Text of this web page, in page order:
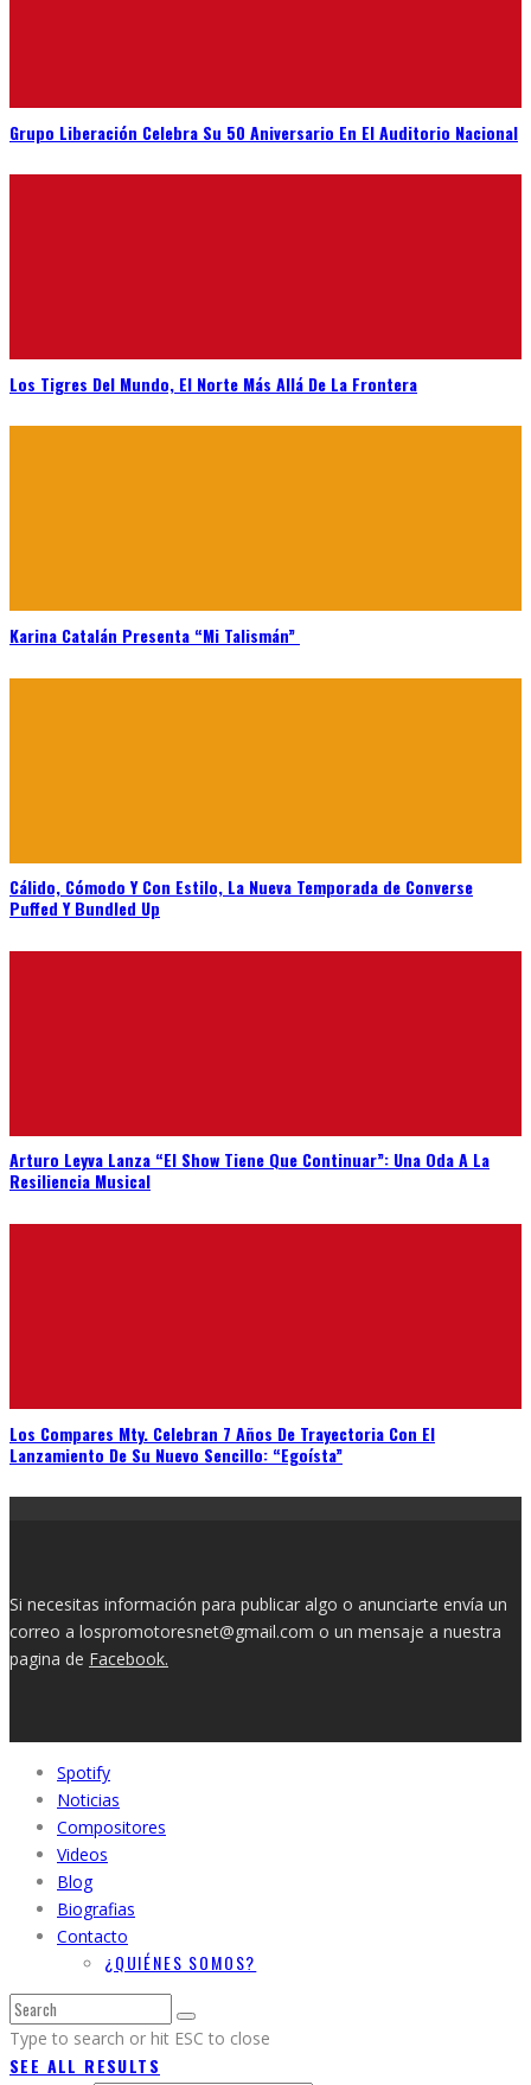
Grupo Liberación Celebra Su 50 Aniversario En El Auditorio Nacional
Los Tigres Del Mundo, El Norte Más Allá De La Frontera
Karina Catalán Presenta “Mi Talismán”
Cálido, Cómodo Y Con Estilo, La Nueva Temporada de Converse
Puffed Y Bundled Up
Arturo Leyva Lanza “El Show Tiene Que Continuar”: Una Oda A La
Resiliencia Musical
Los Compares Mty. Celebran 7 Años De Trayectoria Con El
Lanzamiento De Su Nuevo Sencillo: “Egoísta”
Si necesitas información para publicar algo o anunciarte envía un
correo a lospromotoresnet@gmail.com o un mensaje a nuestra
pagina de Facebook.
Spotify
Noticias
Compositores
Videos
Blog
Biografias
Contacto
¿QUIÉNES SOMOS?
Type to search or hit ESC to close
SEE ALL RESULTS